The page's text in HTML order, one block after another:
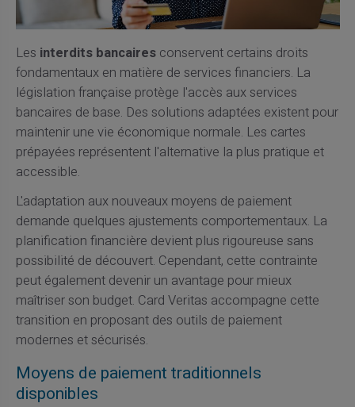
Les interdits bancairesconservent certains droits
fondamentaux en matière de services financiers. La
législation française protège l'accès aux services
bancaires de base. Des solutions adaptées existent pour
maintenir une vie économique normale. Les cartes
prépayées représentent l'alternative la plus pratique et
accessible.
L'adaptation aux nouveaux moyens de paiement
demande quelques ajustements comportementaux. La
planification financière devient plus rigoureuse sans
possibilité de découvert. Cependant, cette contrainte
peut également devenir un avantage pour mieux
maîtriser son budget. Card Veritas accompagne cette
transition en proposant des outils de paiement
modernes et sécurisés.
Moyens de paiement traditionnels
disponibles